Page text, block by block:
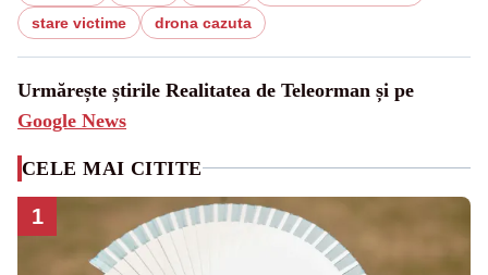
stare victime
drona cazuta
Urmărește știrile Realitatea de Teleorman și pe
Google News
CELE MAI CITITE
1